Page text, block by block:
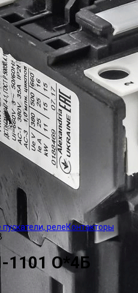
релеКонтакторы
1101 О*4Б